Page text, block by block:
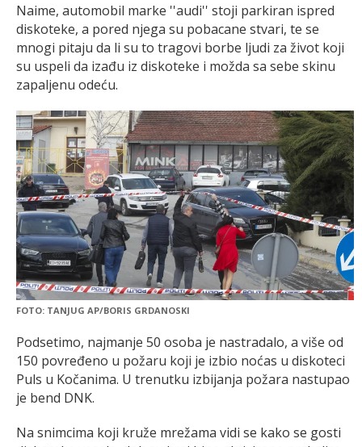
Naime, automobil marke ''audi'' stoji parkiran ispred
diskoteke, a pored njega su pobacane stvari, te se
mnogi pitaju da li su to tragovi borbe ljudi za život koji
su uspeli da izađu iz diskoteke i možda sa sebe skinu
zapaljenu odeću.
FOTO: TANJUG AP/BORIS GRDANOSKI
Podsetimo, najmanje 50 osoba je nastradalo, a više od
150 povređeno u požaru koji je izbio noćas u diskoteci
Puls u Kočanima. U trenutku izbijanja požara nastupao
je bend DNK.
Na snimcima koji kruže mrežama vidi se kako se gosti